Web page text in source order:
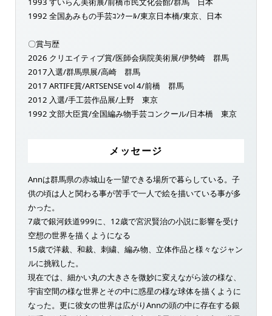
1992 全国あみもの手芸ｺﾝｸーﾙ/東京日本橋/東京、日本
〇賞与歴
2026 クリエイティブ賞/医師会病院美術展/伊勢崎 群馬
2017入選/群馬県展/高崎 群馬
2017 ARTIFE賞/ARTSENSE vol 4/前橋 群馬
2012 入選/手工芸作品展/上野 東京
1992 文部大臣賞/全国編み物手芸コンクール/日本橋 東京
メッセージ
Annは群馬県の赤城山を一望できる場所で暮らしている。子
供の頃は人と関わる事が苦手で一人で絵を描いている事が多
かった。
7歳で銀河鉄道999に、12歳で宮沢賢治の小説に影響を受け
空想の世界を描くようになる
15歳で洋裁、和裁、刺繍、編み物、立体作品と様々なジャン
ルに挑戦した。
現在では、細かい丸の大きさを微妙に変えながら波の様な、
宇宙空間の様な世界とその中に惑星の様な球体を描くように
なった。更に彼女の世界は広がりAnnの頭の中に存在する銀